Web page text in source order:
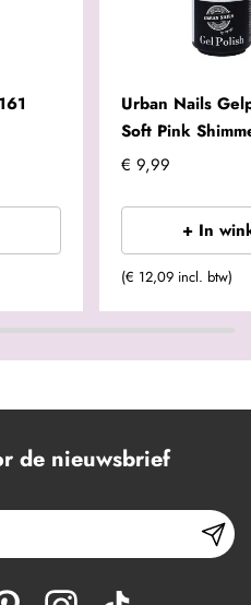
Urban Nails
Soft Pink
€ 9,99
+ In
(€ 12,09 incl. btw)
de nieuwsbrief